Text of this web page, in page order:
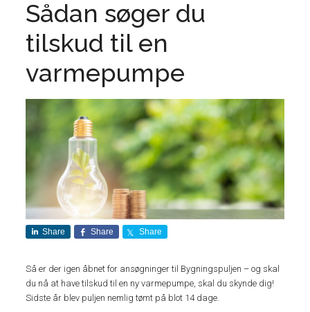
Sådan søger du
tilskud til en
varmepumpe
Share Share Share
Så er der igen åbnet for ansøgninger til Bygningspuljen – og skal
du nå at have tilskud til en ny varmepumpe, skal du skynde dig!
Sidste år blev puljen nemlig tømt på blot 14 dage.